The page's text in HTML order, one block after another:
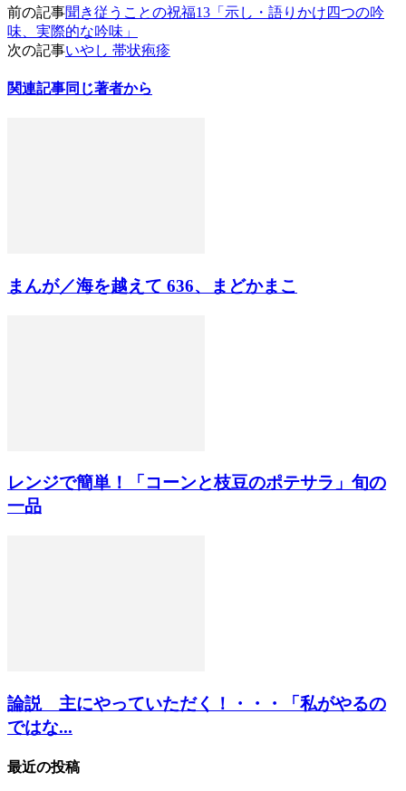
前の記事聞き従うことの祝福13「示し・語りかけ四つの吟
味、実際的な吟味」
次の記事いやし 帯状疱疹
関連記事同じ著者から
まんが／海を越えて 636、まどかまこ
レンジで簡単！「コーンと枝豆のポテサラ」旬の
一品
論説 主にやっていただく！・・・「私がやるの
ではな...
最近の投稿